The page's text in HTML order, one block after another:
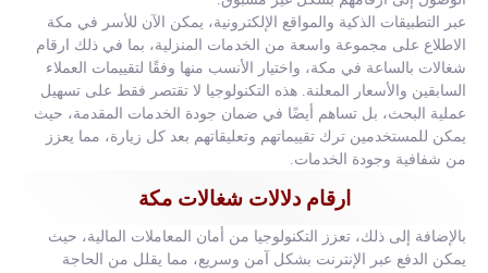
عبر التطبيقات الذكية والمواقع الإلكترونية، يمكن الآن للأسر في مكة
الاطلاع على مجموعة واسعة من الخدمات المنزلية، بما في ذلك ارقام
شغالات بالساعة في مكة، واختيار الأنسب منها وفقًا لتقييمات العملاء
السابقين والأسعار المعلنة. هذه التكنولوجيا لا تقتصر فقط على تسهيل
عملية البحث، بل تساهم أيضًا في ضمان جودة الخدمات المقدمة، حيث
يمكن للمستخدمين ترك تقييماتهم وتعليقاتهم بعد كل زيارة، مما يعزز
من شفافية وجودة الخدمات.
ارقام دلالات شغالات مكة
بالإضافة إلى ذلك، تعزز التكنولوجيا من أمان المعاملات المالية، حيث
يمكن الدفع عبر الإنترنت بشكل آمن وسريع، مما يقلل من الحاجة